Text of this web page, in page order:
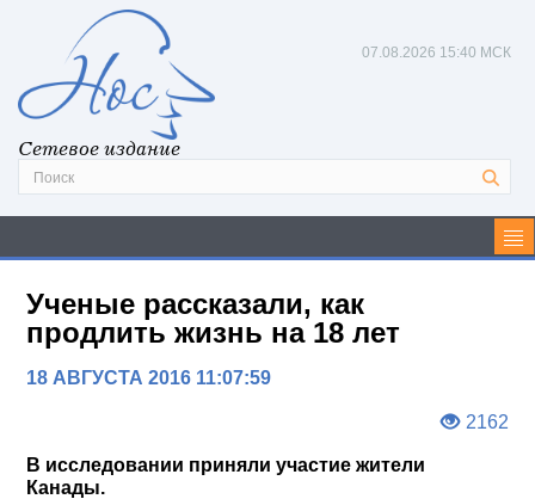
Сетевое издание
07.08.2026 15:40 МСК
Ученые рассказали, как
продлить жизнь на 18 лет
18 АВГУСТА 2016 11:07:59
2162
В исследовании приняли участие жители
Канады.